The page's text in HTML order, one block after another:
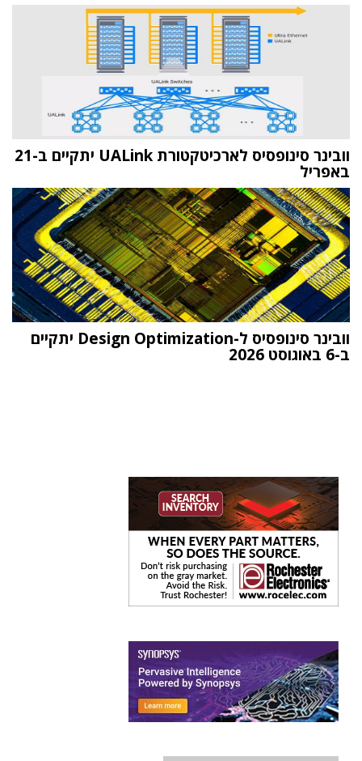
וובינר סינופסיס לארכיטקטורת UALink יתקיים ב-21
באפריל
וובינר סינופסיס ל-Design Optimization יתקיים
ב-6 באוגוסט 2026